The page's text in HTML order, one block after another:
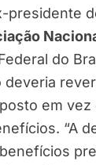
presidente
do
deveria
em vez
“A